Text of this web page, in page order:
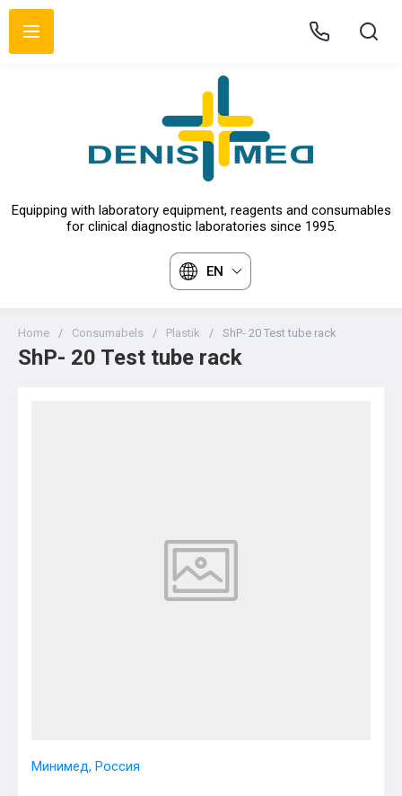
Equipping with laboratory equipment, reagents and consumables
for clinical diagnostic laboratories since 1995.
EN
Home / Consumabels / Plastik / ShP- 20 Test tube rack
ShP- 20 Test tube rack
Минимед, Россия